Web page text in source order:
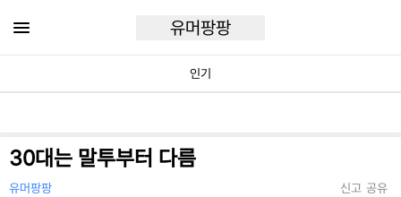
유머팡팡
인기
30대는 말투부터 다름
유머팡팡 신고 공유